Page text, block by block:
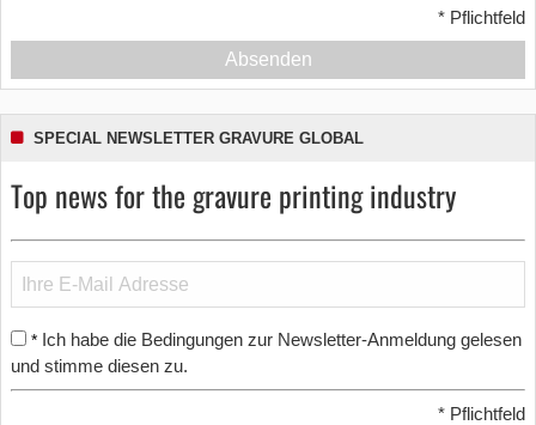
* Pflichtfeld
Absenden
SPECIAL NEWSLETTER GRAVURE GLOBAL
Top news for the gravure printing industry
* Ich habe die Bedingungen zur Newsletter-Anmeldung gelesen
und stimme diesen zu.
* Pflichtfeld